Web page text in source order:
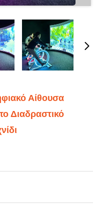
Αίθουσα
Διαδραστικό